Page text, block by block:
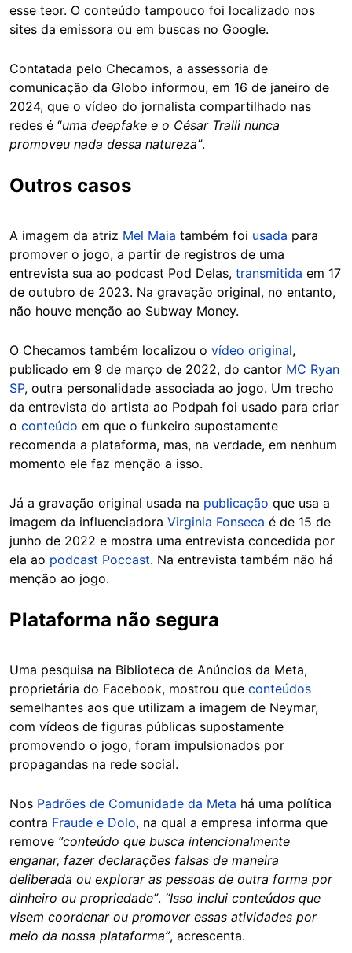
esse teor. O conteúdo tampouco foi localizado nos
sites da emissora ou em buscas no Google.
Contatada pelo Checamos, a assessoria de
comunicação da Globo informou, em 16 de janeiro de
2024, que o vídeo do jornalista compartilhado nas
redes é “uma deepfake e o César Tralli nunca
promoveu nada dessa natureza”.
Outros casos
A imagem da atriz Mel Maia também foi usada para
promover o jogo, a partir de registros de uma
entrevista sua ao podcast Pod Delas, transmitida em 17
de outubro de 2023. Na gravação original, no entanto,
não houve menção ao Subway Money.
O Checamos também localizou o vídeo original,
publicado em 9 de março de 2022, do cantor MC Ryan
SP, outra personalidade associada ao jogo. Um trecho
da entrevista do artista ao Podpah foi usado para criar
o conteúdo em que o funkeiro supostamente
recomenda a plataforma, mas, na verdade, em nenhum
momento ele faz menção a isso.
Já a gravação original usada na publicação que usa a
imagem da influenciadora Virginia Fonseca é de 15 de
junho de 2022 e mostra uma entrevista concedida por
ela ao podcast Poccast. Na entrevista também não há
menção ao jogo.
Plataforma não segura
Uma pesquisa na Biblioteca de Anúncios da Meta,
proprietária do Facebook, mostrou que conteúdos
semelhantes aos que utilizam a imagem de Neymar,
com vídeos de figuras públicas supostamente
promovendo o jogo, foram impulsionados por
propagandas na rede social.
Nos Padrões de Comunidade da Meta há uma política
contra Fraude e Dolo, na qual a empresa informa que
remove “conteúdo que busca intencionalmente
enganar, fazer declarações falsas de maneira
deliberada ou explorar as pessoas de outra forma por
dinheiro ou propriedade”. “Isso inclui conteúdos que
visem coordenar ou promover essas atividades por
meio da nossa plataforma”, acrescenta.